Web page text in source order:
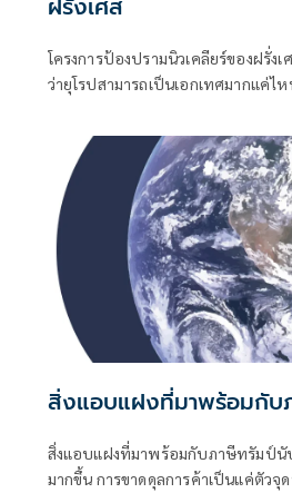
โครงการป้องปรามนิวเคลียร์ของฝรั่ง
ว่ายุโรปสามารถเป็นเอกเทศมากแค่ไ
สิ่งแอบแฝงที่มาพร้อมกับ
สิ่งแอบแฝงที่มาพร้อมกับภาษีทรัมป์นั
มากขึ้น การขาดดุลการค้าเป็นแค่ตัวจุ